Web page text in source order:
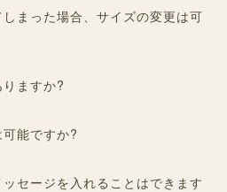
まった場合、サイズの変更は可
ますか?
能ですか?
セージを入れることはできます